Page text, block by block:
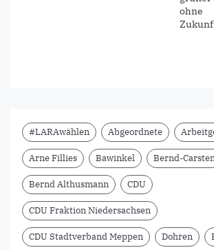
ohne
#LARAwählen Abgeordnete
Arne Fillies Bawinkel Bernd-
Bernd Althusmann CDU
CDU Fraktion Niedersachsen
CDU Stadtverband Meppen Dohren